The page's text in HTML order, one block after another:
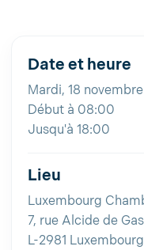
Date et heure
Mardi, 18
Début à 08:00
Jusqu'à 18:00
Lieu
Luxembourg
7, rue Alcide de
L-2981